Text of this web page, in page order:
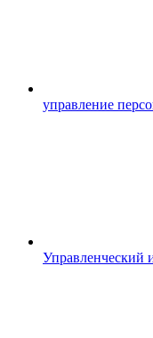
управление
Управленческий